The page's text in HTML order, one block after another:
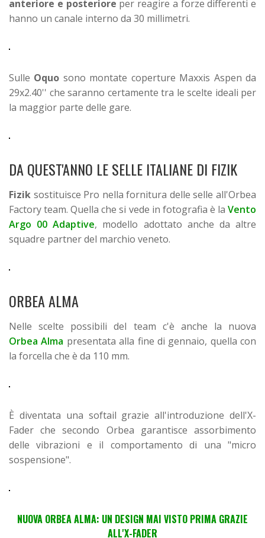
anteriore e posteriore per reagire a forze differenti e
hanno un canale interno da 30 millimetri.
Sulle Oquo sono montate coperture Maxxis Aspen da
29x2.40'' che saranno certamente tra le scelte ideali per
la maggior parte delle gare.
DA QUEST'ANNO LE SELLE ITALIANE DI FIZIK
Fizik sostituisce Pro nella fornitura delle selle all'Orbea
Factory team. Quella che si vede in fotografia è la Vento
Argo 00 Adaptive, modello adottato anche da altre
squadre partner del marchio veneto.
ORBEA ALMA
Nelle scelte possibili del team c'è anche la nuova
OrbeaAlma presentata alla fine di gennaio, quella con
la forcella che è da 110 mm.
È diventata una softail grazie all'introduzione dell'X-
Fader che secondo Orbea garantisce assorbimento
delle vibrazioni e il comportamento di una "micro
sospensione".
NUOVA ORBEA ALMA: UN DESIGN MAI VISTO PRIMA GRAZIE
ALL'X-FADER